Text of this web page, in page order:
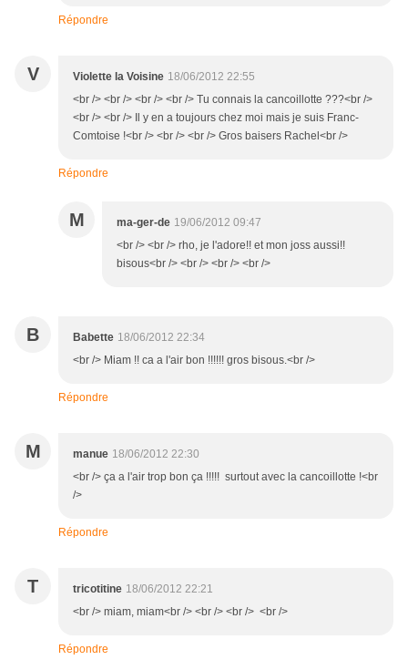
Répondre
V Violette la Voisine 18/06/2012 22:55
<br /> <br /> <br /> <br /> Tu connais la cancoillotte ???<br />
<br /> <br /> Il y en a toujours chez moi mais je suis Franc-
Comtoise !<br /> <br /> <br /> Gros baisers Rachel<br />
Répondre
M ma-ger-de 19/06/2012 09:47
<br /> <br /> rho, je l'adore!! et mon joss aussi!!
bisous<br /> <br /> <br /> <br />
B Babette 18/06/2012 22:34
<br /> Miam !! ca a l'air bon !!!!!! gros bisous.<br />
Répondre
M manue 18/06/2012 22:30
<br /> ça a l'air trop bon ça !!!!! surtout avec la cancoillotte !<br
/>
Répondre
T tricotitine 18/06/2012 22:21
<br /> miam, miam<br /> <br /> <br /> <br />
Répondre